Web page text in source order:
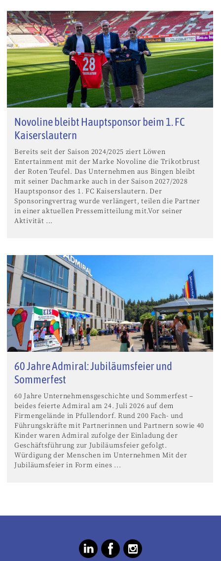
Novoline bleibt Hauptsponsor beim 1. FC
Kaiserslautern
Bereits seit der Saison 2024/2025 ziert Löwen
Entertainment mit der Marke Novoline die Trikotbrust
der Roten Teufel. Das Unternehmen aus Bingen bleibt
mit seiner Dachmarke auch in der Saison 2027/2028
Hauptsponsor des 1. FC Kaiserslautern. Der
Sponsoringvertrag wurde verlängert, teilen die Partner
in einer aktuellen Pressemitteilung mit.Vor seiner
Aktivität ...
60 Jahre Admiral: Jubiläumsfeier und
Sommerfest
60 Jahre Unternehmensgeschichte und Sommerfest –
beides feierte Admiral am 24. Juli 2026 auf dem
Firmengelände in Pfullendorf. Rund 200 Fach- und
Führungskräfte mit Partnerinnen und Partnern sowie 40
Kinder waren Admiral zufolge der Einladung der
Geschäftsführung zur Jubiläumsfeier gefolgt.
Würdigung der Menschen im Unternehmen Mit der
Jubiläumsfeier in Form eines ...